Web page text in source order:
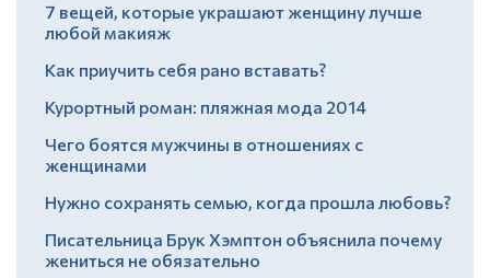
7 вещей, которые украшают женщину лучше
любой макияж
Как приучить себя рано вставать?
Курортный роман: пляжная мода 2014
Чего боятся мужчины в отношениях с
женщинами
Нужно сохранять семью, когда прошла любовь?
Писательница Брук Хэмптон объяснила почему
жениться не обязательно